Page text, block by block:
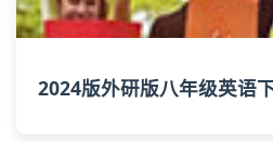
2024版外研版八年级英语